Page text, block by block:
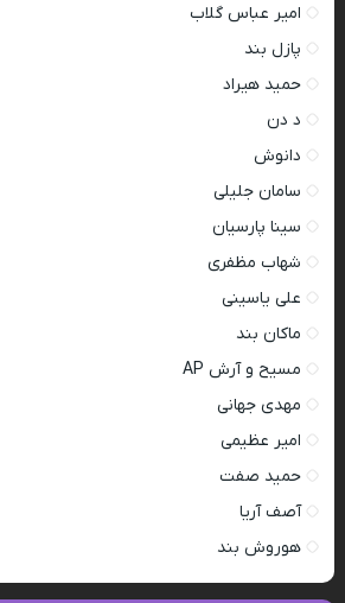
امیر عباس گلاب
پازل بند
حمید هیراد
د دن
دانوش
سامان جلیلی
سینا پارسیان
شهاب مظفری
علی یاسینی
ماکان بند
مسیح و آرش AP
مهدی جهانی
امیر عظیمی
حمید صفت
آصف آریا
هوروش بند